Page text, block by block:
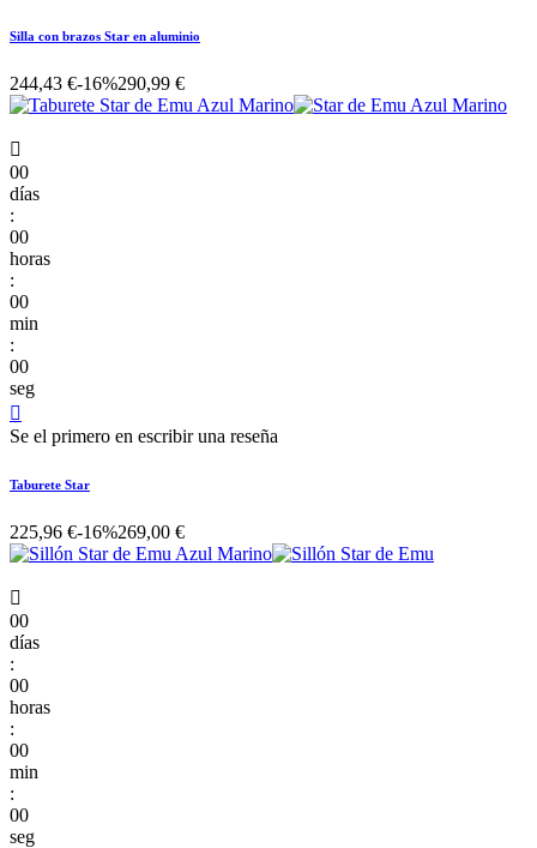
Silla con brazos Star en aluminio
244,43 €-16%290,99 €

00
días
:
00
horas
:
00
min
:
00
seg

Se el primero en escribir una reseña
Taburete Star
225,96 €-16%269,00 €

00
días
:
00
horas
:
00
min
:
00
seg